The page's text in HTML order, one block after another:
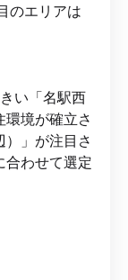
のエリアは
い「名駅西
境が確立さ
」が注目さ
合わせて選定